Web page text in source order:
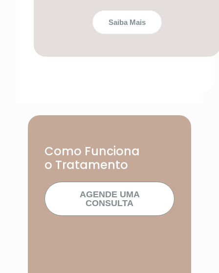
Saiba Mais
Como Funciona
o Tratamento
AGENDE UMA
CONSULTA